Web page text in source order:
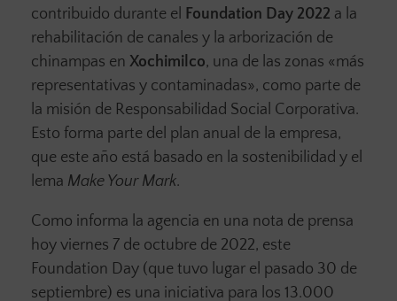
contribuido durante el Foundation Day 2022 a la
rehabilitación de canales y la arborización de
chinampas en Xochimilco, una de las zonas «más
representativas y contaminadas», como parte de
la misión de Responsabilidad Social Corporativa.
Esto forma parte del plan anual de la empresa,
que este año está basado en la sostenibilidad y el
lema Make Your Mark.
Como informa la agencia en una nota de prensa
hoy viernes 7 de octubre de 2022, este
Foundation Day (que tuvo lugar el pasado 30 de
septiembre) es una iniciativa para los 13.000